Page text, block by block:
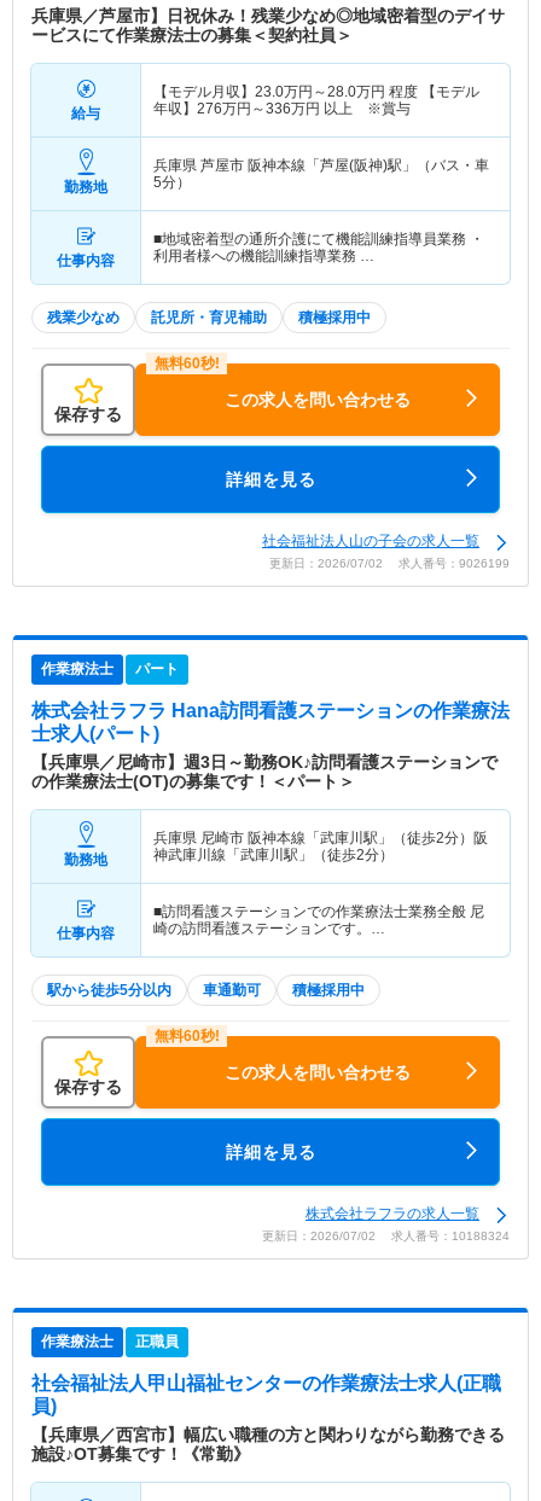
兵庫県／芦屋市】日祝休み！残業少なめ◎地域密着型のデイサ
ービスにて作業療法士の募集＜契約社員＞
給与
【モデル月収】 23.0万円～28.0万円 程度 【モデル
年収】 276万円～336万円 以上 ※賞与
勤務地
兵庫県 芦屋市 阪神本線「芦屋(阪神)駅」（バス・車
5分）
仕事内容
■地域密着型の通所介護にて機能訓練指導員業務 ・
利用者様への機能訓練指導業務 …
残業少なめ 託児所・育児補助 積極採用中
保存する
この求人を問い合わせる
詳細を見る
社会福祉法人山の子会の求人一覧
更新日：2026/07/02 求人番号：9026199
作業療法士 パート
株式会社ラフラ Hana訪問看護ステーションの作業療法
士求人(パート)
【兵庫県／尼崎市】週3日～勤務OK♪訪問看護ステーションで
の作業療法士(OT)の募集です！＜パート＞
勤務地
兵庫県 尼崎市 阪神本線「武庫川駅」（徒歩2分）阪
神武庫川線「武庫川駅」（徒歩2分）
仕事内容
■訪問看護ステーションでの作業療法士業務全般 尼
崎の訪問看護ステーションです。…
駅から徒歩5分以内 車通勤可 積極採用中
保存する
この求人を問い合わせる
詳細を見る
株式会社ラフラの求人一覧
更新日：2026/07/02 求人番号：10188324
作業療法士 正職員
社会福祉法人甲山福祉センターの作業療法士求人(正職
員)
【兵庫県／西宮市】幅広い職種の方と関わりながら勤務できる
施設♪OT募集です！《常勤》